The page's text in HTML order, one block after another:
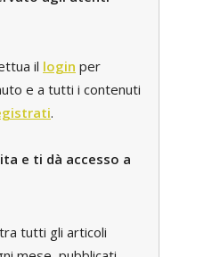
il login per
e a tutti i contenuti
.
e ti dà accesso a
tutti gli articoli